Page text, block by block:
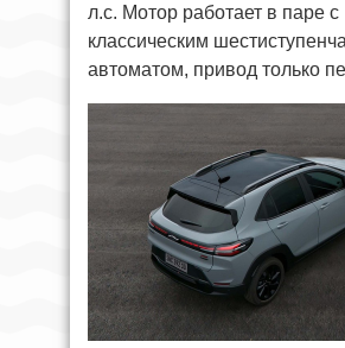
л.с. Мотор работает в паре с
классическим
автоматом, привод только